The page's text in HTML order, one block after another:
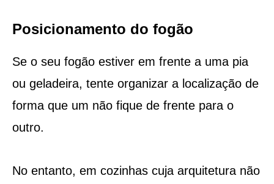
Posicionamento do fogão
Se o seu fogão estiver em frente a uma pia
ou geladeira, tente organizar a localização de
forma que um não fique de frente para o
outro.
No entanto, em cozinhas cuja arquitetura não